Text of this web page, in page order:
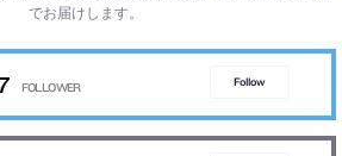
でお届けします。
Follow